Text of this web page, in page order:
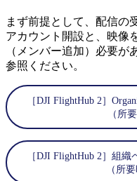
まず前提として、配信の
アカウント開設と、映像
（メンバー追加）必要
参照ください。
［DJI FlightHub 2］
（所
［DJI FlightHub 2］組
（所